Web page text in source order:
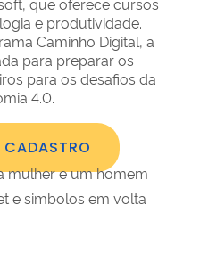
e produtividade.
Caminho Digital, a
para preparar os
para os desafios da
4.0.
CADASTRO